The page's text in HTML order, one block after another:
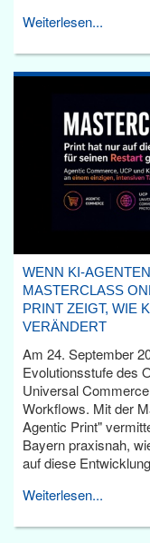
Weiterlesen...
WENN KI-
MASTERCLASS
PRINT ZEIGT, WIE
VERÄNDERT
Am 24. September
Evolutionsstufe des
Universal
Workflows. Mit der
Agentic Print"
Bayern praxisnah,
auf diese
Weiterlesen...